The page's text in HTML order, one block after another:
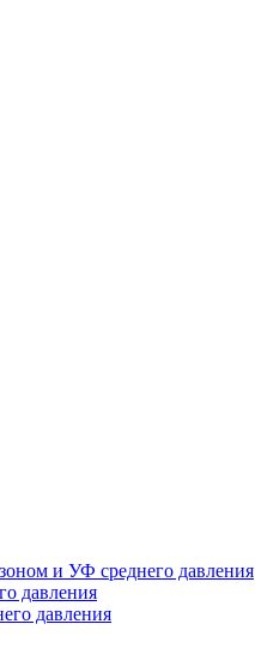
и УФ среднего давления
давления
давления